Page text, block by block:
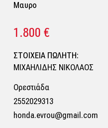
Μαυρο
1.800 €
ΣΤΟΙΧΕΙΑ ΠΩΛΗΤΗ:
ΜΙΧΑΗΛΙΔΗΣ ΝΙΚΟΛΑΟΣ
Ορεστιάδα
2552029313
honda.evrou@gmail.com